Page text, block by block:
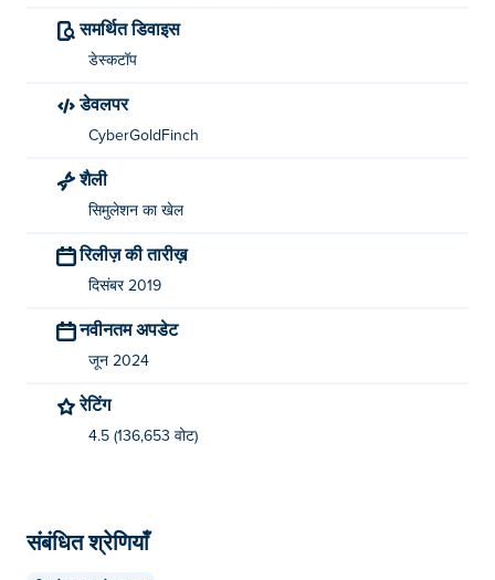
समर्थित डिवाइस
डेस्कटॉप
डेवलपर
CyberGoldFinch
शैली
सिमुलेशन का खेल
रिलीज़ की तारीख़
दिसंबर 2019
नवीनतम अपडेट
जून 2024
रेटिंग
4.5 (136,653 वोट)
संबंधित श्रेणियाँ